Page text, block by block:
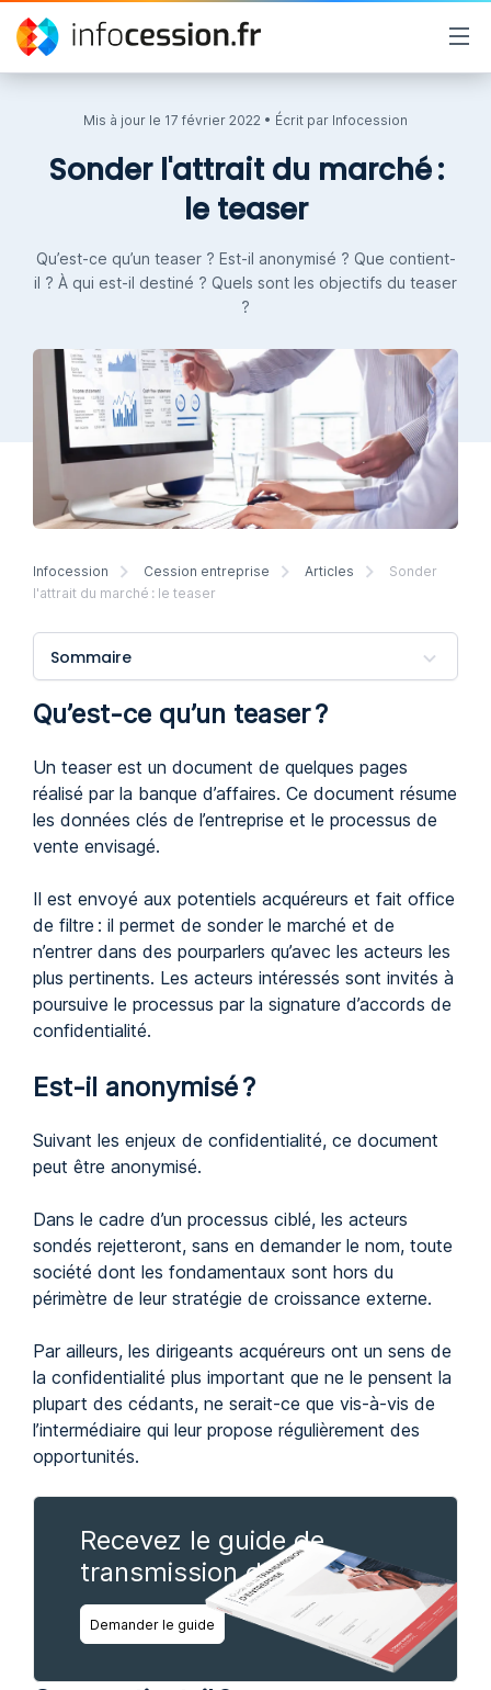
Mis à jour le 17 février 2022 • Écrit par Infocession
Sonder l'attrait du marché :
le teaser
Qu’est-ce qu’un teaser ? Est-il anonymisé ? Que contient-
il ? À qui est-il destiné ? Quels sont les objectifs du teaser
?
Infocession Cession entreprise Articles
Sonder
l'attrait du marché : le teaser
Sommaire
Qu’est-ce qu’un teaser ?
Un teaser est un document de quelques pages
réalisé par la banque d’affaires. Ce document résume
les données clés de l’entreprise et le processus de
vente envisagé.
Il est envoyé aux potentiels acquéreurs et fait office
de filtre : il permet de sonder le marché et de
n’entrer dans des pourparlers qu’avec les acteurs les
plus pertinents. Les acteurs intéressés sont invités à
poursuive le processus par la signature d’accords de
confidentialité.
Est-il anonymisé ?
Suivant les enjeux de confidentialité, ce document
peut être anonymisé.
Dans le cadre d’un processus ciblé, les acteurs
sondés rejetteront, sans en demander le nom, toute
société dont les fondamentaux sont hors du
périmètre de leur stratégie de croissance externe.
Par ailleurs, les dirigeants acquéreurs ont un sens de
la confidentialité plus important que ne le pensent la
plupart des cédants, ne serait-ce que vis-à-vis de
l’intermédiaire qui leur propose régulièrement des
opportunités.
Recevez le guide de
transmission d'entreprise
Demander le guide